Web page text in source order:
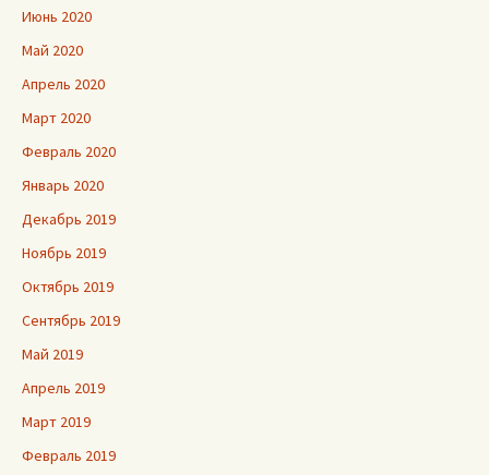
Июнь 2020
Май 2020
Апрель 2020
Март 2020
Февраль 2020
Январь 2020
Декабрь 2019
Ноябрь 2019
Октябрь 2019
Сентябрь 2019
Май 2019
Апрель 2019
Март 2019
Февраль 2019